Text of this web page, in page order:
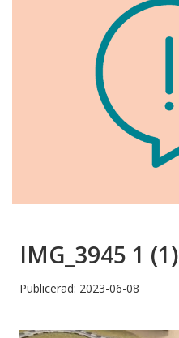
IMG_3945 1 (1)
Publicerad: 2023-06-08